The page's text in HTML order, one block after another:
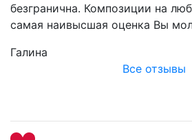
безгранична. Композиции на
самая наивысшая оценка Вы
Галина
Все отзывы